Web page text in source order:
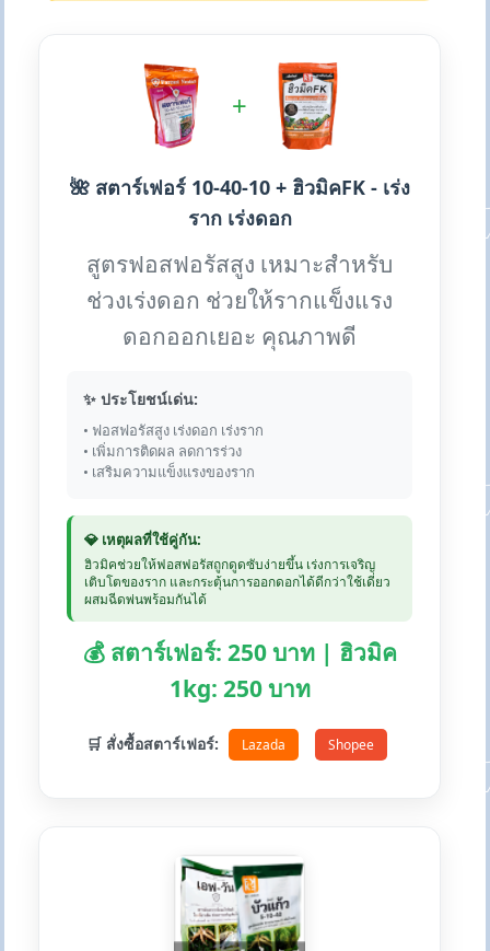
+
🌺 สตาร์เฟอร์ 10-40-10 + ฮิวมิคFK - เร่ง
ราก เร่งดอก
สูตรฟอสฟอรัสสูง เหมาะสำหรับ
ช่วงเร่งดอก ช่วยให้รากแข็งแรง
ดอกออกเยอะ คุณภาพดี
✨ ประโยชน์เด่น:
• ฟอสฟอรัสสูง เร่งดอก เร่งราก
• เพิ่มการติดผล ลดการร่วง
• เสริมความแข็งแรงของราก
💎 เหตุผลที่ใช้คู่กัน:
ฮิวมิคช่วยให้ฟอสฟอรัสถูกดูดซับง่ายขึ้น เร่งการเจริญ
เติบโตของราก และกระตุ้นการออกดอกได้ดีกว่าใช้เดี่ยว
ผสมฉีดพ่นพร้อมกันได้
💰 สตาร์เฟอร์: 250 บาท | ฮิวมิค
1kg: 250 บาท
🛒 สั่งซื้อสตาร์เฟอร์: Lazada Shopee